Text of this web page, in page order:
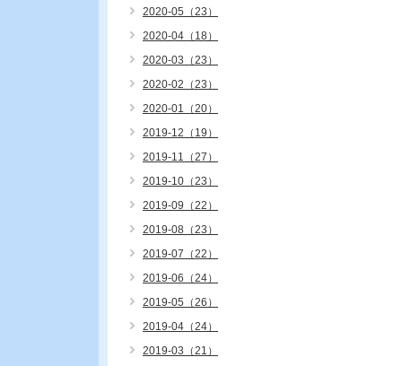
2020-05（23）
2020-04（18）
2020-03（23）
2020-02（23）
2020-01（20）
2019-12（19）
2019-11（27）
2019-10（23）
2019-09（22）
2019-08（23）
2019-07（22）
2019-06（24）
2019-05（26）
2019-04（24）
2019-03（21）